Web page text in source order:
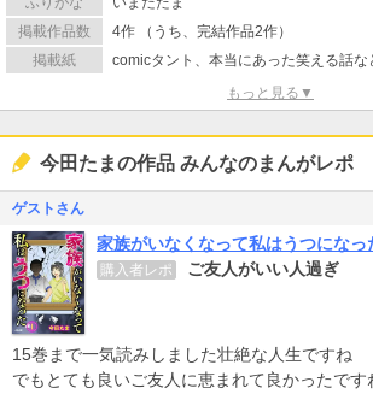
掲載作品数
4作 （うち、完結作品2作）
掲載紙
comicタント、本当にあった笑える話な
もっと見る▼
今田たまの作品 みんなのまんがレポ
ゲストさん
家族がいなくなって私はうつになっ
購入者レポ ご友人がいい人過ぎ
15巻まで一気読みしました壮絶な人生ですね
でもとても良いご友人に恵まれて良かったです